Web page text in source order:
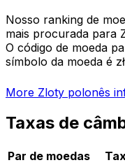
Nosso ranking de
mais procurada para
O código de moeda
símbolo da moeda é
More Zloty polonês
Taxas de
Par de moedas